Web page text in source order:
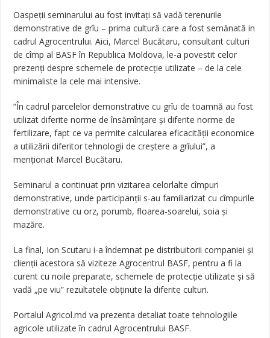
Oaspeţii seminarului au fost invitaţi să vadă terenurile
demonstrative de grîu – prima cultură care a fost semănată in
cadrul Agrocentrului. Aici, Marcel Bucătaru, consultant culturi
de cîmp al BASF în Republica Moldova, le-a povestit celor
prezenţi despre schemele de protecţie utilizate – de la cele
minimaliste la cele mai intensive.
“În cadrul parcelelor demonstrative cu grîu de toamnă au fost
utilizat diferite norme de însămînţare şi diferite norme de
fertilizare, fapt ce va permite calcularea eficacităţii economice
a utilizării diferitor tehnologii de creştere a grîului”, a
menţionat Marcel Bucătaru.
Seminarul a continuat prin vizitarea celorlalte cîmpuri
demonstrative, unde participanţii s-au familiarizat cu cîmpurile
demonstrative cu orz, porumb, floarea-soarelui, soia şi
mazăre.
La final, Ion Scutaru i-a îndemnat pe distribuitorii companiei şi
clienţii acestora să viziteze Agrocentrul BASF, pentru a fi la
curent cu noile preparate, schemele de protecţie utilizate şi să
vadă „pe viu” rezultatele obţinute la diferite culturi.
Portalul Agricol.md va prezenta detaliat toate tehnologiile
agricole utilizate în cadrul Agrocentrului BASF.